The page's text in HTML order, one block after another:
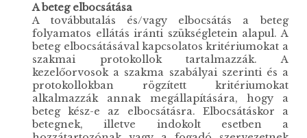
A beteg elbocsátása
A továbbutalás és/vagy elbocsátás a beteg
folyamatos ellátás iránti szükségletein alapul. A
beteg elbocsátásával kapcsolatos kritériumokat a
szakmai protokollok tartalmazzák. A
kezelőorvosok a szakma szabályai szerinti és a
protokollokban rögzített kritériumokat
alkalmazzák annak megállapítására, hogy a
beteg kész-e az elbocsátásra. Elbocsátáskor a
betegnek, illetve indokolt esetben a